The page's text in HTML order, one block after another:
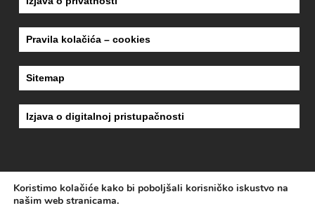
Pravila kolačića – cookies
Sitemap
Izjava o digitalnoj pristupačnosti
dizajnMEDIA-MET| copyright 2018ZAVOD ZA HITNU MEDICINU KARLOVAČKE
Koristimo kolačiće kako bi poboljšali korisničko iskustvo na
našim web stranicama.